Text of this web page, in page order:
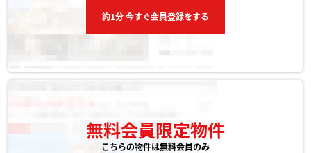
約1分 今すぐ会員登録をする
無料会員限定物件
こちらの物件は無料会員のみ